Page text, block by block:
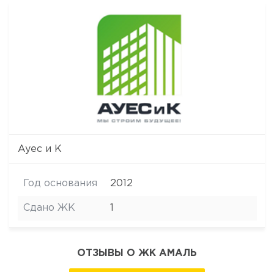
Ауес и К
Год основания 2012
Сдано ЖК
ОТЗЫВЫ О ЖК АМАЛЬ